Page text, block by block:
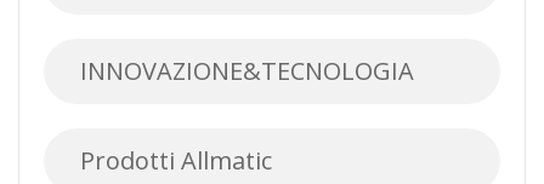
INNOVAZIONE&TECNOLOGIA
Prodotti Allmatic